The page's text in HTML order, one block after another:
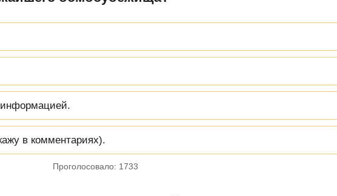
информацией.
в комментариях).
Проголосовало: 1733